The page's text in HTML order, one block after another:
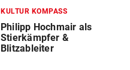
KULTUR KOMPASS
Philipp Hochmair als
Stierkämpfer &
Blitzableiter